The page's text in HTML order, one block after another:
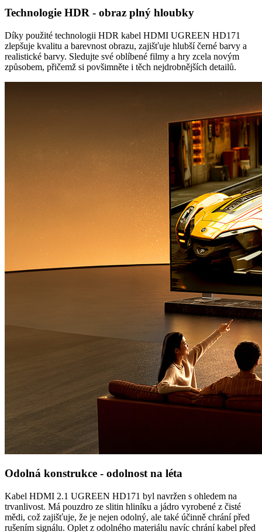
Technologie HDR - obraz plný hloubky
Díky použité technologii HDR kabel HDMI UGREEN HD171
zlepšuje kvalitu a barevnost obrazu, zajišťuje hlubší černé barvy a
realistické barvy. Sledujte své oblíbené filmy a hry zcela novým
způsobem, přičemž si povšimněte i těch nejdrobnějších detailů.
Odolná konstrukce - odolnost na léta
Kabel HDMI 2.1 UGREEN HD171 byl navržen s ohledem na
trvanlivost. Má pouzdro ze slitin hliníku a jádro vyrobené z čisté
mědi, což zajišťuje, že je nejen odolný, ale také účinně chrání před
rušením signálu. Oplet z odolného materiálu navíc chrání kabel před